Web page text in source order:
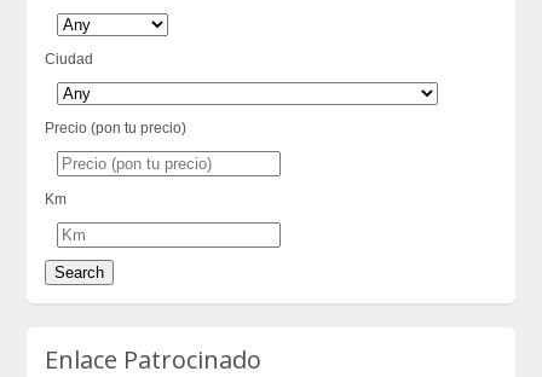
Ciudad
Precio (pon tu precio)
Km
Enlace Patrocinado